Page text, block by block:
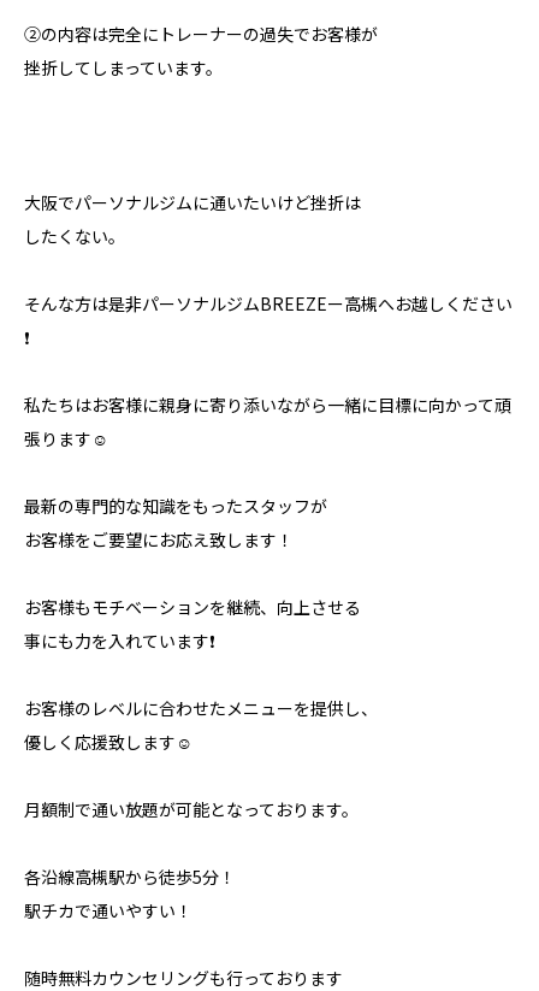
②の内容は完全にトレーナーの過失でお客様が
挫折してしまっています。
大阪でパーソナルジムに通いたいけど挫折は
したくない。
そんな方は是非パーソナルジムBREEZEー高槻へお越しください
❗️
私たちはお客様に親身に寄り添いながら一緒に目標に向かって頑
張ります☺️
最新の専門的な知識をもったスタッフが
お客様をご要望にお応え致します！
お客様もモチベーションを継続、向上させる
事にも力を入れています❗️
お客様のレベルに合わせたメニューを提供し、
優しく応援致します☺️
月額制で通い放題が可能となっております。
各沿線高槻駅から徒歩5分！
駅チカで通いやすい！
随時無料カウンセリングも行っております